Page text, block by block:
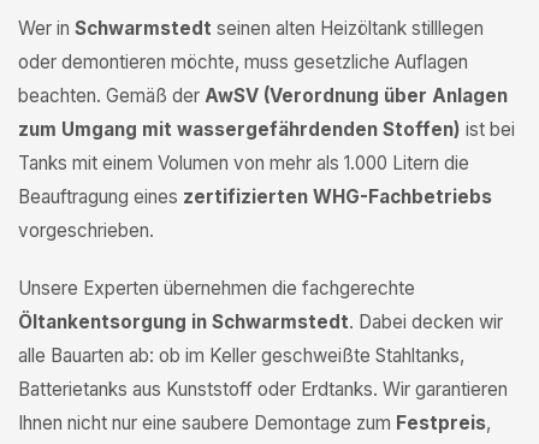
Wer in Schwarmstedt seinen alten Heizöltank stilllegen
oder demontieren möchte, muss gesetzliche Auflagen
beachten. Gemäß der AwSV (Verordnung über Anlagen
zum Umgang mit wassergefährdenden Stoffen) ist bei
Tanks mit einem Volumen von mehr als 1.000 Litern die
Beauftragung eines zertifizierten WHG-Fachbetriebs
vorgeschrieben.
Unsere Experten übernehmen die fachgerechte
Öltankentsorgung in Schwarmstedt. Dabei decken wir
alle Bauarten ab: ob im Keller geschweißte Stahltanks,
Batterietanks aus Kunststoff oder Erdtanks. Wir garantieren
Ihnen nicht nur eine saubere Demontage zum Festpreis,